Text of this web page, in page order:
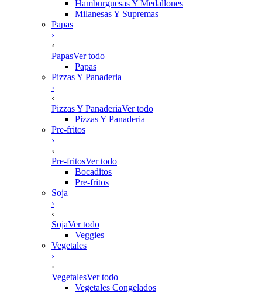
Hamburguesas Y Medallones
Milanesas Y Supremas
Papas
›
‹
PapasVer todo
Papas
Pizzas Y Panaderia
›
‹
Pizzas Y PanaderiaVer todo
Pizzas Y Panaderia
Pre-fritos
›
‹
Pre-fritosVer todo
Bocaditos
Pre-fritos
Soja
›
‹
SojaVer todo
Veggies
Vegetales
›
‹
VegetalesVer todo
Vegetales Congelados